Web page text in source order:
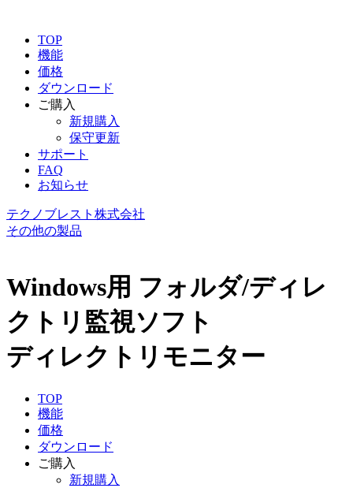
TOP
機能
価格
ダウンロード
ご購入
新規購入
保守更新
サポート
FAQ
お知らせ
テクノブレスト株式会社
その他の製品
Windows用 フォルダ/ディレ
クトリ監視ソフト
ディレクトリモニター
TOP
機能
価格
ダウンロード
ご購入
新規購入